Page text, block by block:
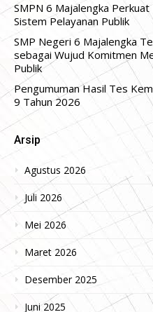
SMPN 6 Majalengka
Sistem Pelayanan Publik
SMP Negeri 6 Majalengka
sebagai Wujud Komitmen
Publik
Pengumuman Hasil Tes
9 Tahun 2026
Arsip
Agustus 2026
Juli 2026
Mei 2026
Maret 2026
Desember 2025
Juni 2025